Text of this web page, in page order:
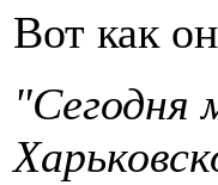
Вот как
"Сегодня